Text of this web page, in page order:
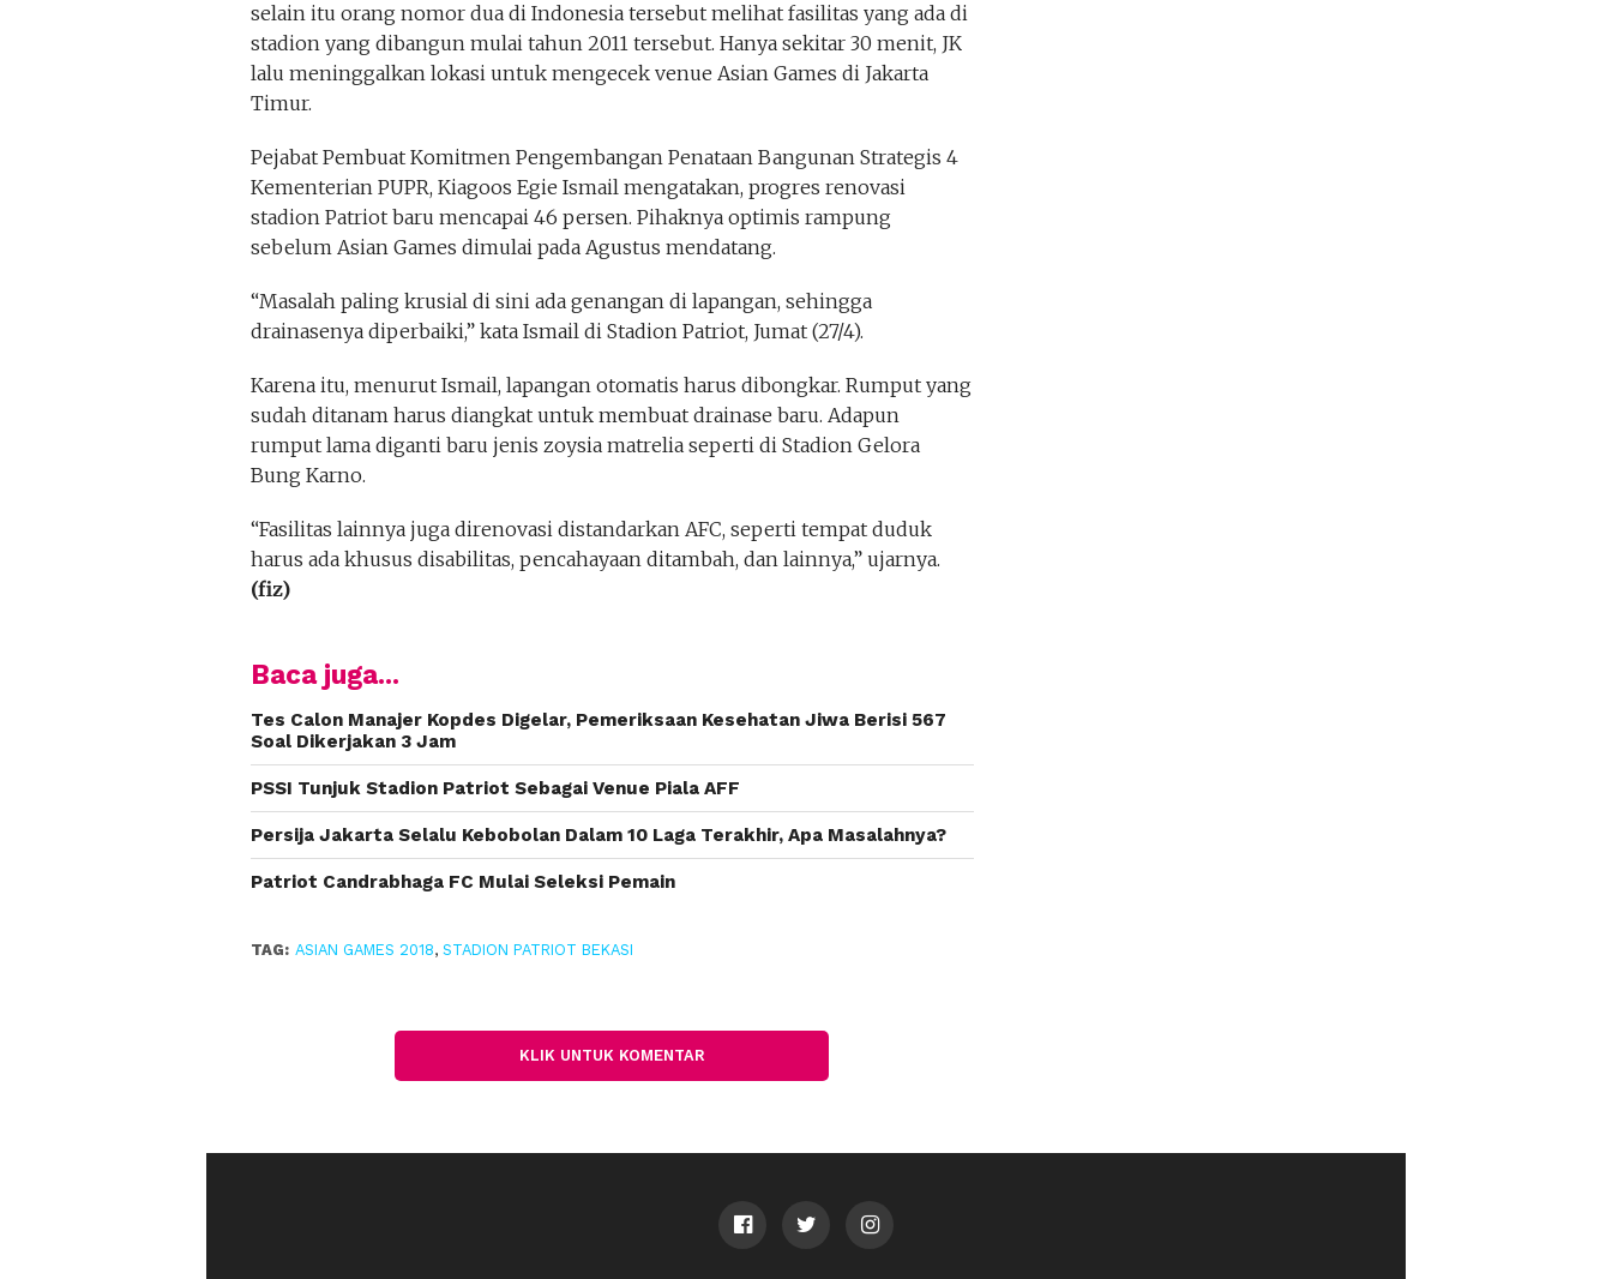
selain itu orang nomor dua di Indonesia tersebut melihat fasilitas yang ada di
stadion yang dibangun mulai tahun 2011 tersebut. Hanya sekitar 30 menit, JK
lalu meninggalkan lokasi untuk mengecek venue Asian Games di Jakarta
Timur.
Pejabat Pembuat Komitmen Pengembangan Penataan Bangunan Strategis 4
Kementerian PUPR, Kiagoos Egie Ismail mengatakan, progres renovasi
stadion Patriot baru mencapai 46 persen. Pihaknya optimis rampung
sebelum Asian Games dimulai pada Agustus mendatang.
“Masalah paling krusial di sini ada genangan di lapangan, sehingga
drainasenya diperbaiki,” kata Ismail di Stadion Patriot, Jumat (27/4).
Karena itu, menurut Ismail, lapangan otomatis harus dibongkar. Rumput yang
sudah ditanam harus diangkat untuk membuat drainase baru. Adapun
rumput lama diganti baru jenis zoysia matrelia seperti di Stadion Gelora
Bung Karno.
“Fasilitas lainnya juga direnovasi distandarkan AFC, seperti tempat duduk
harus ada khusus disabilitas, pencahayaan ditambah, dan lainnya,” ujarnya.
(fiz)
Baca juga...
Tes Calon Manajer Kopdes Digelar, Pemeriksaan Kesehatan Jiwa Berisi 567
Soal Dikerjakan 3 Jam
PSSI Tunjuk Stadion Patriot Sebagai Venue Piala AFF
Persija Jakarta Selalu Kebobolan Dalam 10 Laga Terakhir, Apa Masalahnya?
Patriot Candrabhaga FC Mulai Seleksi Pemain
TAG: ASIAN GAMES 2018, STADION PATRIOT BEKASI
KLIK UNTUK KOMENTAR